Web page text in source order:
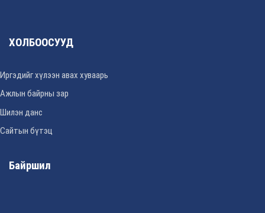
ХОЛБООСУУД
Иргэдийг хүлээн авах хуваарь
Ажлын байрны зар
Шилэн данс
Сайтын бүтэц
Байршил